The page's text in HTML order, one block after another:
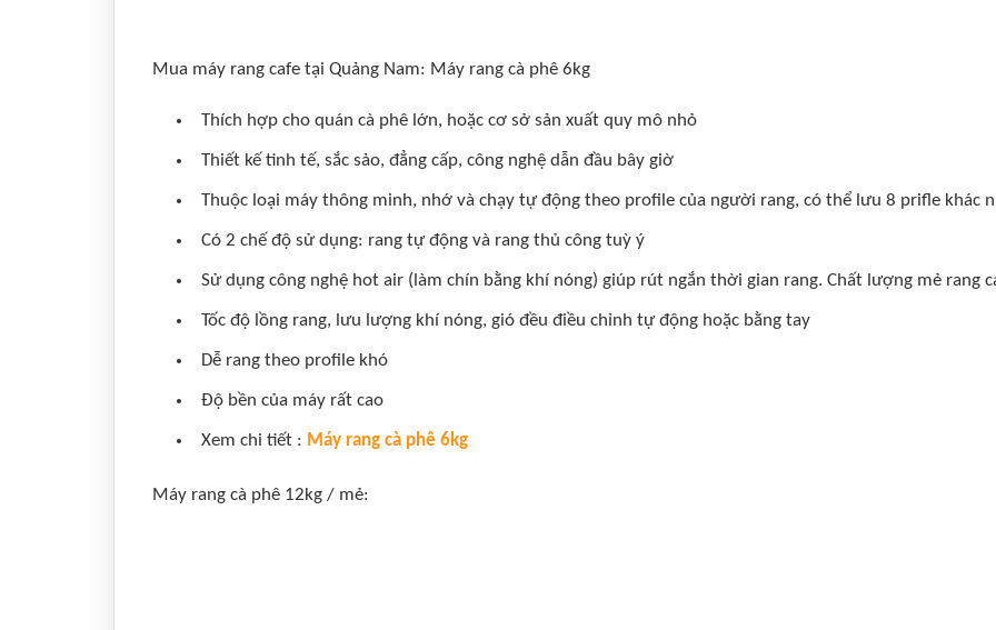
Mua máy rang cafe tại Quảng Nam: Máy rang cà phê 6kg
Thích hợp cho quán cà phê lớn, hoặc cơ sở sản xuất quy mô nhỏ
Thiết kế tinh tế, sắc sảo, đẳng cấp, công nghệ dẫn đầu bây giờ
Thuộc loại máy thông minh, nhớ và chạy tự động theo profile của người rang, có thể lưu 8 prifle khác
Có 2 chế độ sử dụng: rang tự động và rang thủ công tuỳ ý
Sử dụng công nghệ hot air (làm chín bằng khí nóng) giúp rút ngắn thời gian rang. Chất lượng mẻ rang
Tốc độ lồng rang, lưu lượng khí nóng, gió đều điều chỉnh tự động hoặc bằng tay
Dễ rang theo profile khó
Độ bền của máy rất cao
Xem chi tiết : Máy rang cà phê 6kg
Máy rang cà phê 12kg / mẻ: